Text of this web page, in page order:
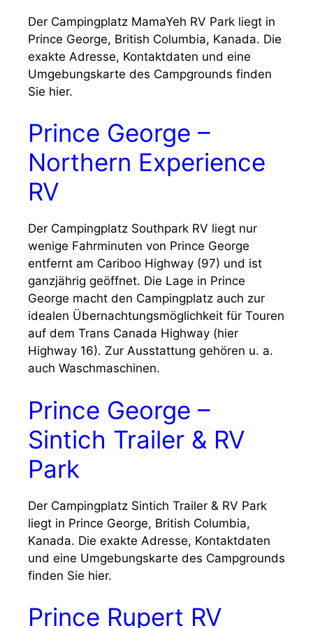
Der Campingplatz MamaYeh RV Park liegt in
Prince George, British Columbia, Kanada. Die
exakte Adresse, Kontaktdaten und eine
Umgebungskarte des Campgrounds finden
Sie hier.
Prince George –
Northern Experience
RV
Der Campingplatz Southpark RV liegt nur
wenige Fahrminuten von Prince George
entfernt am Cariboo Highway (97) und ist
ganzjährig geöffnet. Die Lage in Prince
George macht den Campingplatz auch zur
idealen Übernachtungsmöglichkeit für Touren
auf dem Trans Canada Highway (hier
Highway 16). Zur Ausstattung gehören u. a.
auch Waschmaschinen.
Prince George –
Sintich Trailer & RV
Park
Der Campingplatz Sintich Trailer & RV Park
liegt in Prince George, British Columbia,
Kanada. Die exakte Adresse, Kontaktdaten
und eine Umgebungskarte des Campgrounds
finden Sie hier.
Prince Rupert RV